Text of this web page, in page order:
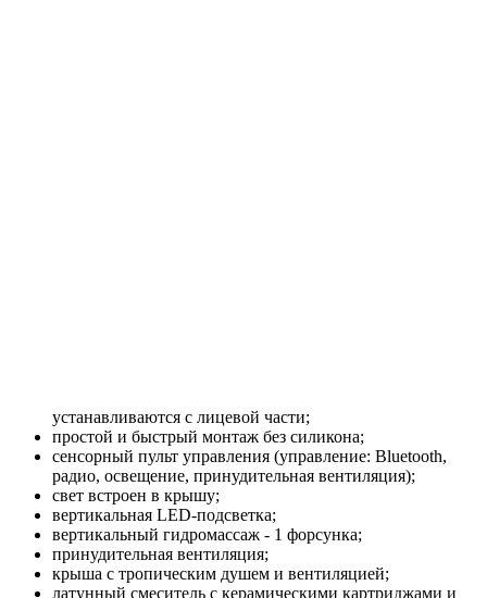
устанавливаются с лицевой части;
простой и быстрый монтаж без силикона;
сенсорный пульт управления (управление: Bluetooth,
радио, освещение, принудительная вентиляция);
свет встроен в крышу;
вертикальная LED-подсветка;
вертикальный гидромассаж - 1 форсунка;
принудительная вентиляция;
крыша с тропическим душем и вентиляцией;
латунный смеситель с керамическими картриджами и